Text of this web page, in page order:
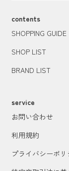
contents
SHOPPING GUIDE
SHOP LIST
BRAND LIST
service
お問い合わせ
利用規約
プライバシーポリ